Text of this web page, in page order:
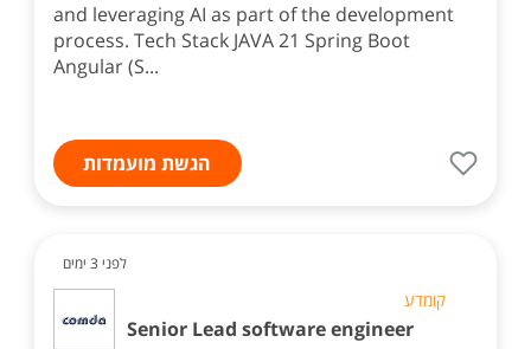
and leveraging AI as part of the development
process. Tech Stack JAVA 21 Spring Boot
Angular (S...
הגשת מועמדות
לפני 3 ימים
קומדע
Senior Lead software engineer